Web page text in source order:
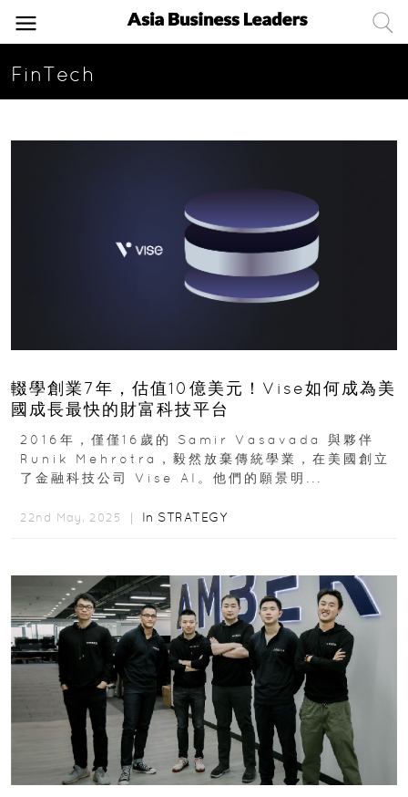
FinTech
輟學創業7年，估值10億美元！Vise如何成為美
國成長最快的財富科技平台
2016年，僅僅16歲的 Samir Vasavada 與夥伴
Runik Mehrotra，毅然放棄傳統學業，在美國創立
了金融科技公司 Vise AI。他們的願景明...
22nd May, 2025 ｜ In STRATEGY